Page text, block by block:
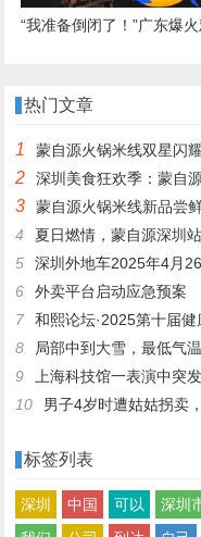
“我准备倒闭了！”广东爆
我这是冰冻鸡，别来了；儿
热门文章
1 蒙自源火锅米线双星闪
2 深圳美食狂欢季：蒙自
3
蒙自源火锅米线新品尝
4
夏日燃情，蒙自源深圳
5
深圳外地车2025年4月
6
外卖平台启动应急预案
7
和熙论坛·2025第十届
8
局部中到大雪，最低气温降至
9
上海科技馆一表演中突
10
男子4岁时遭姑姑拐卖，38年后终
标签列表
深圳 中国 可以 深圳